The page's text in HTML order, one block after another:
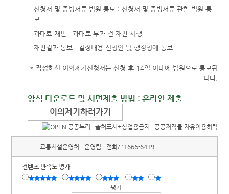
신청서 및 증빙서류 법원 통보 : 신청서 및 증빙서류 관할 법원 통
보
과태료 재판 : 과태료 부과 건 재판 시행
재판결과 통보 : 결정내용 신청인 및 행정청에 통보
* 작성하신 이의제기신청서는 신청 후 14일 이내에 법원으로 통보됩
니다.
양식 다운로드 및 서면제출 방법 : 온라인 제출
이의제기하러가기
교통시설운영처 운영팀 전화/ : 1666-6439
컨텐츠 만족도 평가